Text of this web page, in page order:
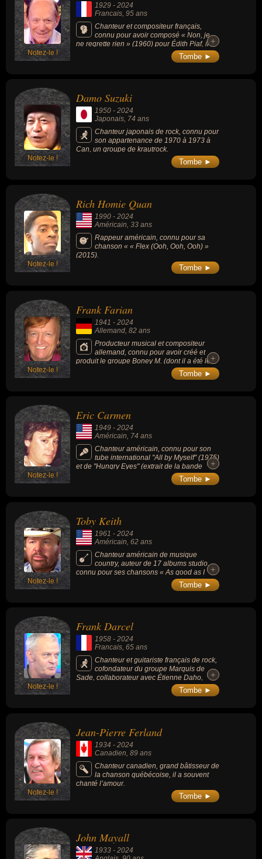
Notez-le !
1929 - 2024
Francais, 95 ans
Chanteur et compositeur français,
connu pour avoir composé « Non, je
ne regrette rien » (1960) pour Édith Piaf, il a
également composé pour Barbra Streisand,
+
+
Tombe ►
Notez-le !
Damo Suzuki
1950 - 2024
Japonais, 74 ans
Chanteur japonais de rock, connu pour
son appartenance de 1970 à 1973 à
Can, un groupe de krautrock.
Tombe ►
Notez-le !
Rich Homie Quan
1990 - 2024
Américain, 33 ans
Rappeur américain, connu pour sa
chanson « « Flex (Ooh, Ooh, Ooh) »
(2015).
Tombe ►
Notez-le !
Frank Farian
1941 - 2024
Allemand , 82 ans
Producteur musical et compositeur
allemand, connu pour avoir créé et
produit le groupe Boney M. (dont il a été le
chanteur en studio) et le groupe Milli Vanilli.
Il a écrit tous les morceaux de ces 2 groupes.
+
+
Tombe ►
Notez-le !
Eric Carmen
1949 - 2024
Américain, 74 ans
Chanteur américain, connu pour son
tube international "All by Myself" (1975)
et de "Hungry Eyes" (extrait de la bande
originale du film "Dirty Dancing" de 1987).
+
+
Tombe ►
Notez-le !
Toby Keith
1961 - 2024
Américain , 62 ans
Chanteur américain de musique
country, auteur de 17 albums studio,
connu pour ses chansons « As good as I
once was », « I love this bar » ou « American
+
+
Tombe ►
Notez-le !
Frank Darcel
1958 - 2024
Francais, 65 ans
Chanteur et guitariste français de rock,
cofondateur du groupe Marquis de
Sade, collaborateur avec Étienne Daho,
militant nationaliste et séparatiste breton.
+
+
Tombe ►
Notez-le !
Jean-Pierre Ferland
1934 - 2024
Canadien , 89 ans
Chanteur canadien, grand bâtisseur de
la chanson québécoise, il a souvent
chanté l’amour.
Tombe ►
John Mayall
1933 - 2024